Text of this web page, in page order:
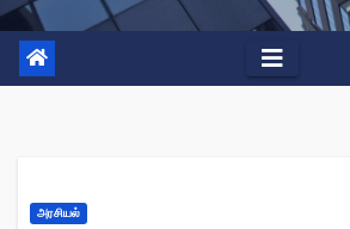
அரசியல்